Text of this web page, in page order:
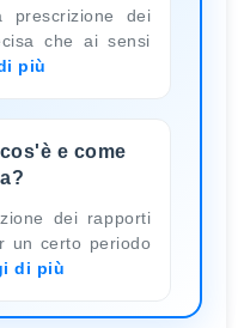
prescrizione dei
che ai sensi
più
e come
dei rapporti
un certo periodo
di più